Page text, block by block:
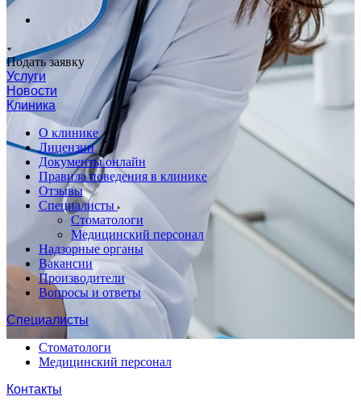
Подать заявку
Услуги
Новости
Клиника
О клинике
Лицензии
Документы онлайн
Правила поведения в клинике
Отзывы
Специалисты
Стоматологи
Медицинский персонал
Надзорные органы
Вакансии
Производители
Вопросы и ответы
Специалисты
Стоматологи
Медицинский персонал
Контакты